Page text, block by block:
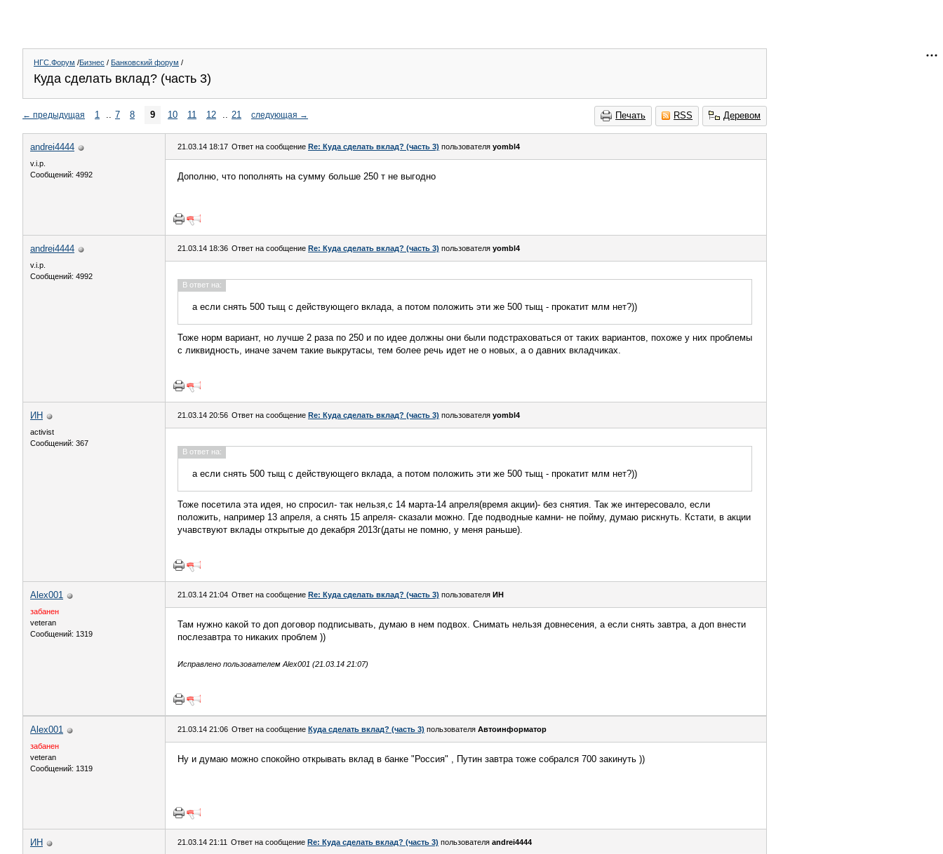
НГС.Форум /Бизнес / Банковский форум /
Куда сделать вклад? (часть 3)
Печать RSS Деревом
← предыдущая 1 .. 7 8 9 10 11 12 .. 21 следующая →
andrei4444
v.i.p.
Сообщений: 4992
21.03.14 18:17 Ответ на сообщение Re: Куда сделать вклад? (часть 3) пользователя yombl4
Дополню, что пополнять на сумму больше 250 т не выгодно
andrei4444
v.i.p.
Сообщений: 4992
21.03.14 18:36 Ответ на сообщение Re: Куда сделать вклад? (часть 3) пользователя yombl4
В ответ на:
а если снять 500 тыщ с действующего вклада, а потом положить эти же 500 тыщ - прокатит млм нет?))
Тоже норм вариант, но лучше 2 раза по 250 и по идее должны они были подстраховаться от таких вариантов, похоже у них проблемы
с ликвидность, иначе зачем такие выкрутасы, тем более речь идет не о новых, а о давних вкладчиках.
ИН
activist
Сообщений: 367
21.03.14 20:56 Ответ на сообщение Re: Куда сделать вклад? (часть 3) пользователя yombl4
В ответ на:
а если снять 500 тыщ с действующего вклада, а потом положить эти же 500 тыщ - прокатит млм нет?))
Тоже посетила эта идея, но спросил- так нельзя,с 14 марта-14 апреля(время акции)- без снятия. Так же интересовало, если
положить, например 13 апреля, а снять 15 апреля- сказали можно. Где подводные камни- не пойму, думаю рискнуть. Кстати, в акции
учавствуют вклады открытые до декабря 2013г(даты не помню, у меня раньше).
Alex001
забанен
veteran
Сообщений: 1319
21.03.14 21:04 Ответ на сообщение Re: Куда сделать вклад? (часть 3) пользователя ИН
Там нужно какой то доп договор подписывать, думаю в нем подвох. Снимать нельзя довнесения, а если снять завтра, а доп внести
послезавтра то никаких проблем ))
Исправлено пользователем Alex001 (21.03.14 21:07)
Alex001
забанен
veteran
Сообщений: 1319
21.03.14 21:06 Ответ на сообщение Куда сделать вклад? (часть 3) пользователя Автоинформатор
Ну и думаю можно спокойно открывать вклад в банке "Россия" , Путин завтра тоже собрался 700 закинуть ))
ИН 21.03.14 21:11 Ответ на сообщение Re: Куда сделать вклад? (часть 3) пользователя andrei4444